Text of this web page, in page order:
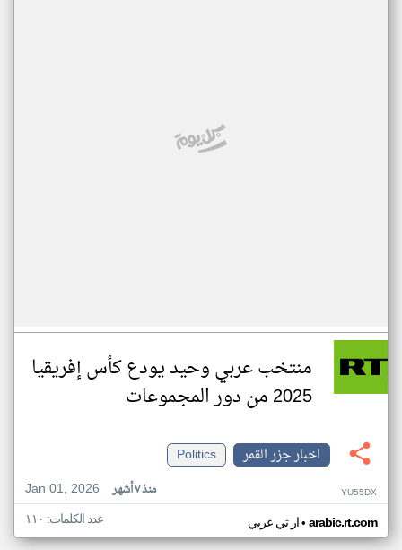
منتخب عربي وحيد يودع كأس إفريقيا
2025 من دور المجموعات
اخبار جزر القمر
Politics
Jan 01, 2026
منذ ٧ أشهر YU55DX
ار تي عربي• arabic.rt.com عدد الكلمات: ١١٠